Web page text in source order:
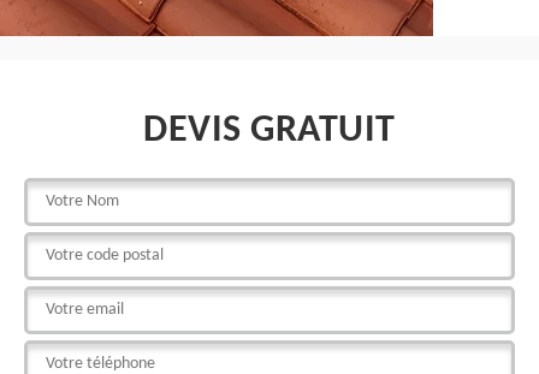
DEVIS GRATUIT